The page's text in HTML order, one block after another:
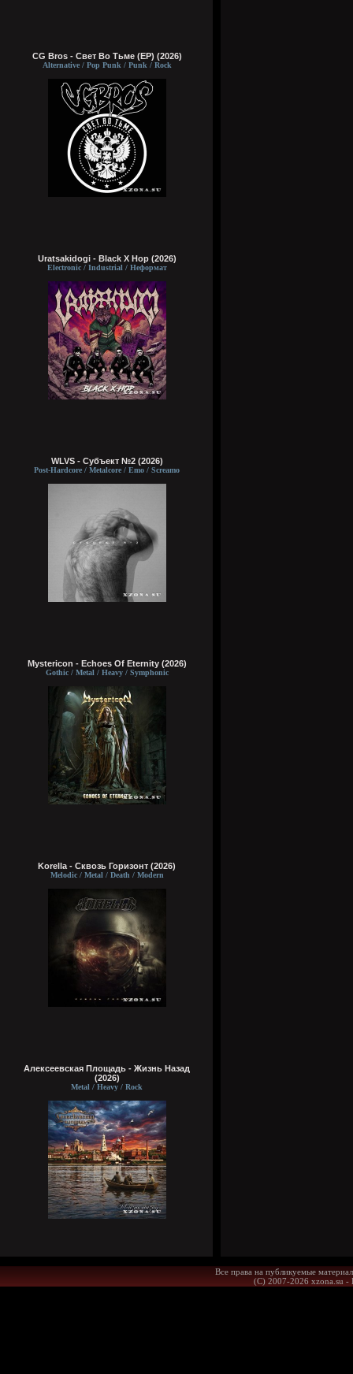
CG Bros - Свет Во Тьме (EP) (2026)
Alternative / Pop Punk / Punk / Rock
Uratsakidogi - Black X Hop (2026)
Electronic / Industrial / Неформат
WLVS - Субъект №2 (2026)
Post-Hardcore / Metalcore / Emo / Screamo
Mystericon - Echoes Of Eternity (2026)
Gothic / Metal / Heavy / Symphonic
Korella - Сквозь Горизонт (2026)
Melodic / Metal / Death / Modern
Алексеевская Площадь - Жизнь Назад
(2026)
Metal / Heavy / Rock
Все права на публикуемые
(С) 2007-2026 xzona.su -